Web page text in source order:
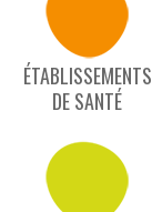
ÉTABLISSEMENTS
DE SANTÉ